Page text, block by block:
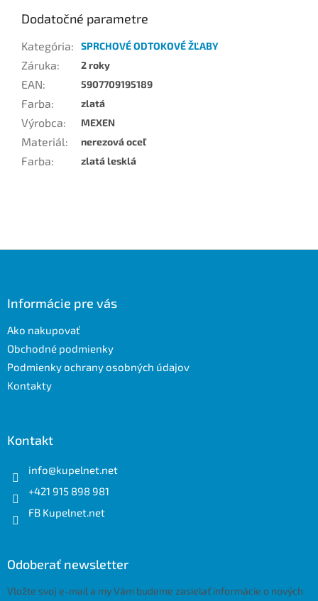
Dodatočné parametre
Kategória: SPRCHOVÉ ODTOKOVÉ ŽĽABY
Záruka: 2 roky
EAN: 5907709195189
Farba: zlatá
Výrobca: MEXEN
Materiál: nerezová oceľ
Farba: zlatá lesklá
Informácie pre vás
Ako nakupovať
Obchodné podmienky
Podmienky ochrany osobných údajov
Kontakty
Kontakt
info@kupelnet.net
+421 915 898 981
FB Kupelnet.net
Odoberať newsletter
Vložte svoj e-mail a my Vám budeme zasielať informácie o nových